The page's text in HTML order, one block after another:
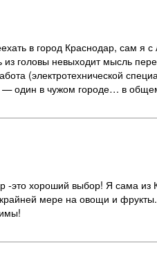
в город Краснодар, сам я
из головы невыходит мысль
(электротехнической
— один в чужом городе… в
-это хороший выбор! Я сама
мере на овощи и